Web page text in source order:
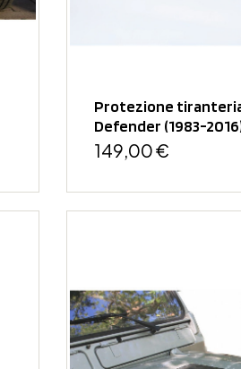
Protezione
Defender (1983-
149,00 €